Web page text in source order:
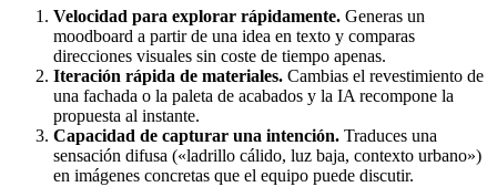
Velocidad para explorar rápidamente. Generas un
moodboard a partir de una idea en texto y comparas
direcciones visuales sin coste de tiempo apenas.
Iteración rápida de materiales. Cambias el revestimiento de
una fachada o la paleta de acabados y la IA recompone la
propuesta al instante.
Capacidad de capturar una intención. Traduces una
sensación difusa («ladrillo cálido, luz baja, contexto urbano»)
en imágenes concretas que el equipo puede discutir.